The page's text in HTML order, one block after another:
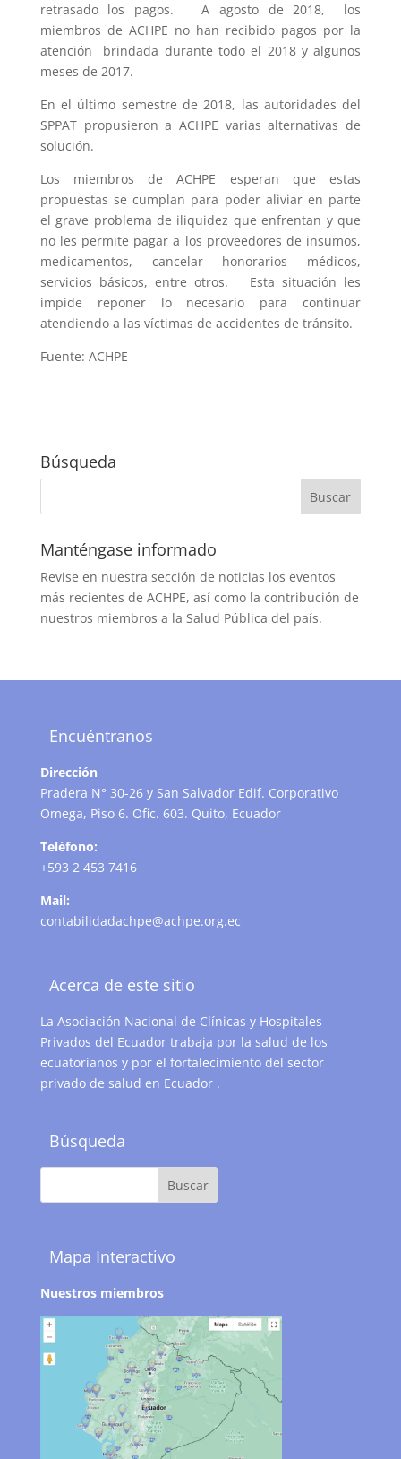
retrasado los pagos. A agosto de 2018, los
miembros de ACHPE no han recibido pagos por la
atención brindada durante todo el 2018 y algunos
meses de 2017.
En el último semestre de 2018, las autoridades del
SPPAT propusieron a ACHPE varias alternativas de
solución.
Los miembros de ACHPE esperan que estas
propuestas se cumplan para poder aliviar en parte
el grave problema de iliquidez que enfrentan y que
no les permite pagar a los proveedores de insumos,
medicamentos, cancelar honorarios médicos,
servicios básicos, entre otros. Esta situación les
impide reponer lo necesario para continuar
atendiendo a las víctimas de accidentes de tránsito.
Fuente: ACHPE
Búsqueda
Manténgase informado
Revise en nuestra sección de noticias los eventos
más recientes de ACHPE, así como la contribución de
nuestros miembros a la Salud Pública del país.
Encuéntranos
Dirección
Pradera N° 30-26 y San Salvador Edif. Corporativo
Omega, Piso 6. Ofic. 603. Quito, Ecuador
Teléfono:
+593 2 453 7416
Mail:
contabilidadachpe@achpe.org.ec
Acerca de este sitio
La Asociación Nacional de Clínicas y Hospitales
Privados del Ecuador trabaja por la salud de los
ecuatorianos y por el fortalecimiento del sector
privado de salud en Ecuador .
Búsqueda
Mapa Interactivo
Nuestros miembros